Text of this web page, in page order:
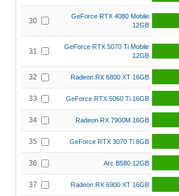
30
GeForce RTX 4080 Mobile
12GB
31
GeForce RTX 5070 Ti Mobile
12GB
32 Radeon RX 6800 XT 16GB
33 GeForce RTX 5060 Ti 16GB
34 Radeon RX 7900M 16GB
35 GeForce RTX 3070 Ti 8GB
36 Arc B580 12GB
37 Radeon RX 6900 XT 16GB